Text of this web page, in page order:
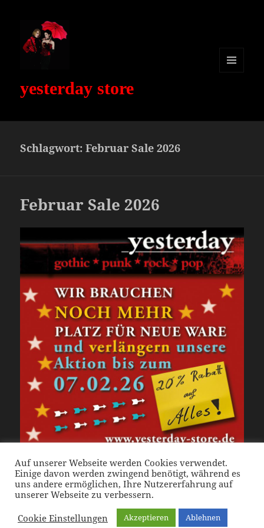
yesterday store
Schlagwort:Februar Sale 2026
Februar Sale 2026
Veröffentlicht
am
Januar 31, 2026 Autor
Karin Schlagwörter
20 Prozent auf Alles,Februar
Sale 2026
Auf unserer Webseite werden Cookies verwendet.
Einige davon werden zwingend benötigt, während es
uns andere ermöglichen, Ihre Nutzererfahrung auf
unserer Webseite zu verbessern.
Cookie Einstellungen
Akzeptieren Ablehnen